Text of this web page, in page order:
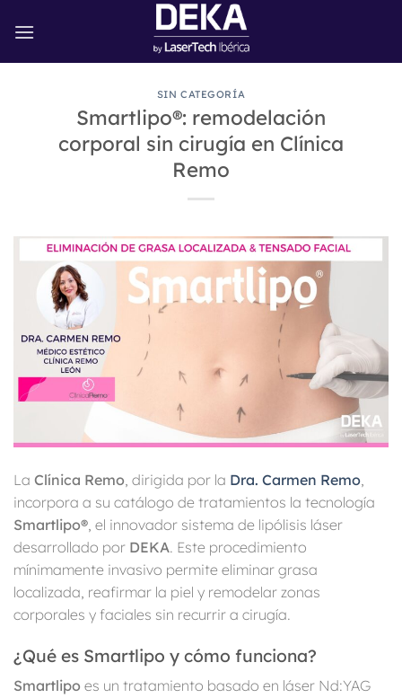
SIN CATEGORÍA
Smartlipo®: remodelación
corporal sin cirugía en Clínica
Remo
La Clínica Remo , dirigida por la Dra. Carmen Remo
incorpora a su catálogo de tratamientos la tecnología
Smartlipo® , el innovador sistema de lipólisis láser
desarrollado por DEKA. Este procedimiento
mínimamente invasivo permite eliminar grasa
localizada, reafirmar la piel y remodelar zonas
corporales y faciales sin recurrir a cirugía.
¿Qué es Smartlipo y cómo funciona?
Smartlipo es un tratamiento basado en láser Nd:YAG